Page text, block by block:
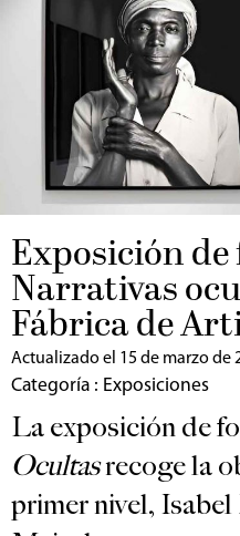
Exposición
Narrativas
Fábrica de
Actualizado el 15 de marzo de
Categoría : Exposiciones
La exposición de
Ocultasrecoge la
primer nivel,